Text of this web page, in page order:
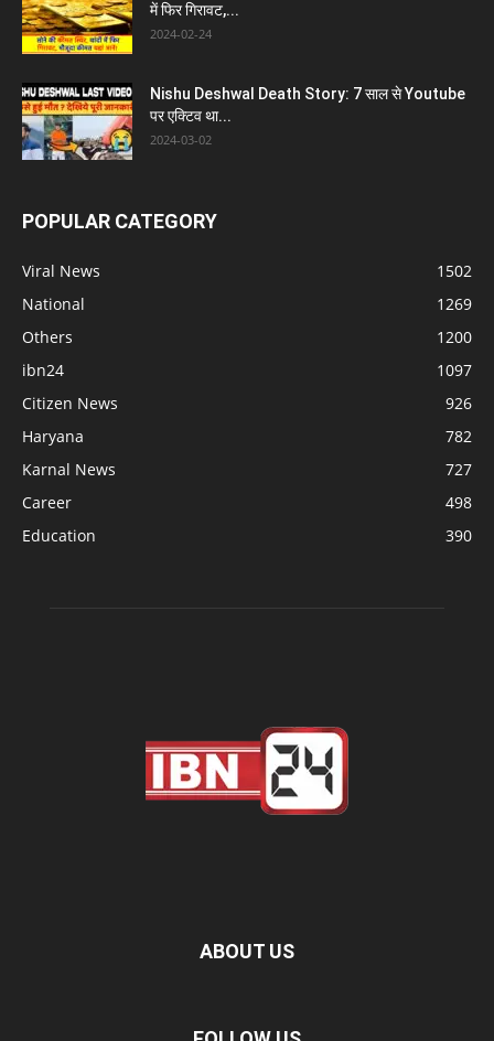
में फिर गिरावट,...
2024-02-24
Nishu Deshwal Death Story: 7 साल से Youtube
पर एक्टिव था...
2024-03-02
POPULAR CATEGORY
Viral News
1502
National
1269
Others
1200
ibn24
1097
Citizen News
926
Haryana
782
Karnal News
727
Career
498
Education
390
ABOUT US